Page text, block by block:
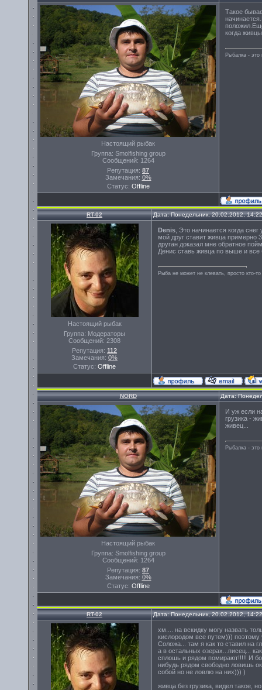
Настоящий рыбак
Группа: Smolfishing group
Сообщений: 1264
Репутация: 87
Замечания: 0%
Статус: Offline
Такое
когда
Рыбалка -
RT-02 Дата: Понедельник, 20.02.2012,
Настоящий рыбак
Группа: Модераторы
Сообщений: 2308
Репутация: 112
Замечания: 0%
Статус: Offline
Denis , Это начинается когда
мой друг ставит живца примерно
друган доказал мне обратное
Денис ставь живца по выше и все
Рыба не может не клевать, просто кто-
NORD Дата:
Настоящий рыбак
Группа: Smolfishing group
Сообщений: 1264
Репутация: 87
Замечания: 0%
Статус: Offline
И уж если
грузика -
живец...
Рыбалка -
RT-02 Дата: Понедельник, 20.02.2012,
хм.... на вскидку могу назвать
кислородом все путем))) поэтому
Соложа... там я как то ставил на
а в остальных озерах...писец...
сплошь и рядом помирают!!!!! И
нибудь рядом свободно ловишь
собой но не ловлю на них))) )
живца без грузика, видел такое,